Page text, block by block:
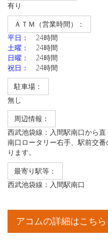
有り
ＡＴＭ（営業時間）：
平日：
24時間
土曜：
24時間
日曜：
24時間
祝日：
24時間
駐車場：
無し
周辺情報：
西武池袋線：入間駅南口から直
南口ロータリー右手、駅前交
ります。
最寄り駅等：
西武池袋線：入間駅南口
アコムの詳細はこちら